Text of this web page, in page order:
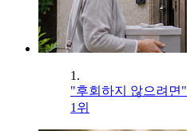
1.
"후회하지 않으려면
1위